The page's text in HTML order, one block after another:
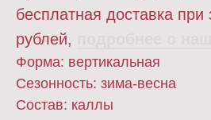
бесплатная доставка при
рублей,
Форма: вертикальная
Сезонность: зима-весна
Состав: каллы